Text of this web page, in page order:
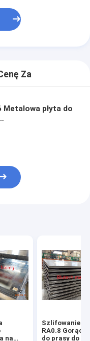
Za
Metalowa płyta do
na
Szlifowanie
RA0.8 Gorąca
do prasy do